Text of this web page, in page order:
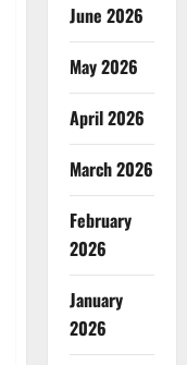
June 2026
May 2026
April 2026
March 2026
February
2026
January
2026